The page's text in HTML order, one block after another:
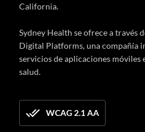
California.
Sydney Health se ofrece a través
Digital Platforms, una compañía
servicios de aplicaciones móviles
salud.
WCAG 2.1 AA